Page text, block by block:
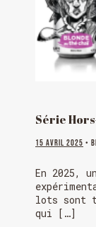
Série
15 avril 2025 •
En 2025,
lots sont
qui […]